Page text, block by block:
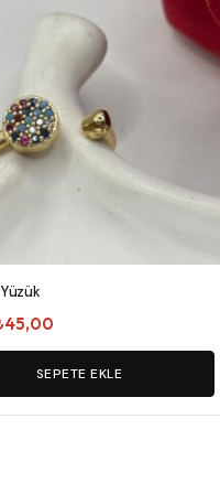
₺55,00.
45,00
andaki
fiyat:
₺45,00.
SEPETE EKLE